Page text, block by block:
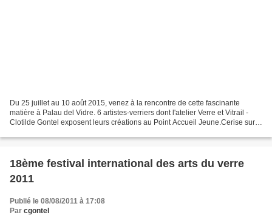
Du 25 juillet au 10 août 2015, venez à la rencontre de cette fascinante
matière à Palau del Vidre. 6 artistes-verriers dont l'atelier Verre et Vitrail -
Clotilde Gontel exposent leurs créations au Point Accueil Jeune.Cerise sur
18ème festival international des arts du verre
2011
Publié le 08/08/2011 à 17:08
Par cgontel